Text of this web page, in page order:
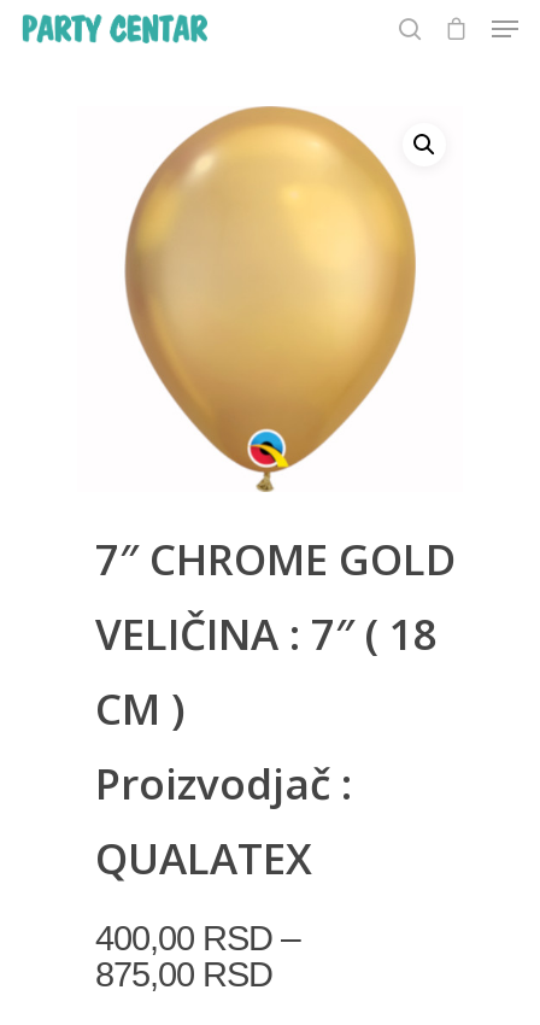
Hit enter to search or ESC to close
7″ CHROME GOLD
VELIČINA : 7″ ( 18
CM )
Proizvodjač :
QUALATEX
400,00 RSD –
875,00 RSD